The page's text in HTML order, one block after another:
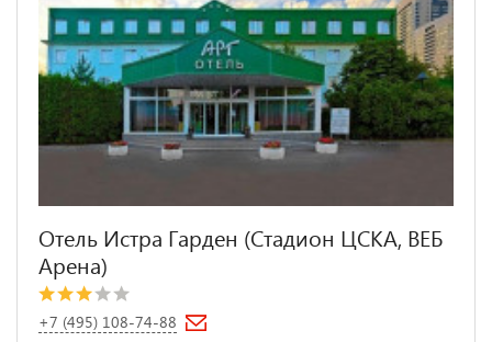
Отель Истра Гарден (Стадион ЦСКА, ВЕБ
Арена)
+7 (495) 108-74-88